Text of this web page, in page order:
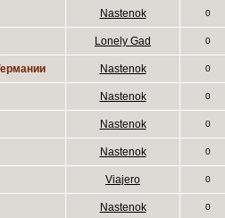
Nastenok 0
Lonely Gad 0
Nastenok 0
Nastenok 0
Nastenok 0
Nastenok 0
Viajero 0
Nastenok 0